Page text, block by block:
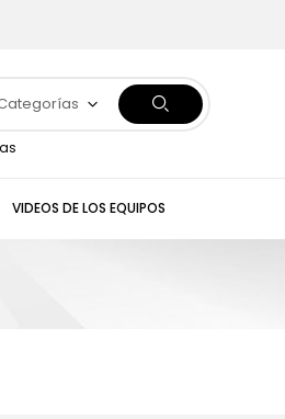
VIDEOS DE LOS EQUIPOS